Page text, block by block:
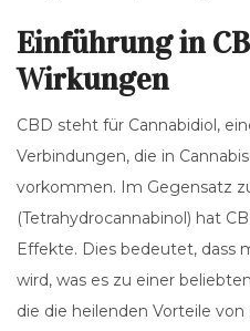
Einführung in
Wirkungen
CBD steht für Cannabidiol,
Verbindungen, die in
vorkommen. Im Gegensatz
(Tetrahydrocannabinol) hat
Effekte. Dies bedeutet, dass
wird, was es zu einer
die die heilenden Vorteile